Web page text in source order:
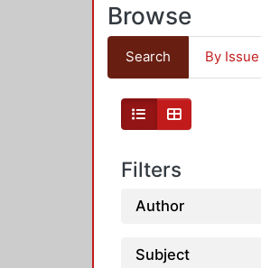
Browse
Search By
Filters
Author
Subject